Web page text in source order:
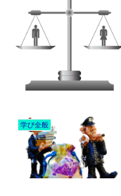
学び全般